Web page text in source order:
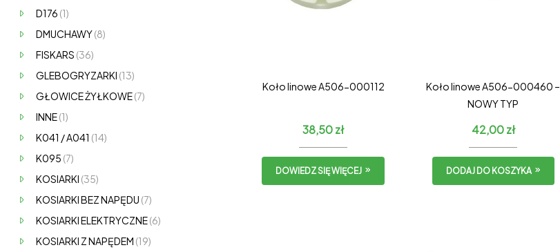
Koło linowe A506-000112
38,50zł
DOWIEDZ SIĘ WIĘCEJ
Koło linowe A506-000460 –
NOWY TYP
42,00zł
DODAJ DO KOSZYKA
D176 (1)
DMUCHAWY(8)
FISKARS (36)
GLEBOGRYZARKI (13)
GŁOWICE ŻYŁKOWE(7)
INNE(1)
K041 / A041 (14)
K095 (7)
KOSIARKI (35)
KOSIARKI BEZ NAPĘDU (7)
KOSIARKI ELEKTRYCZNE(6)
KOSIARKI Z NAPĘDEM (19)